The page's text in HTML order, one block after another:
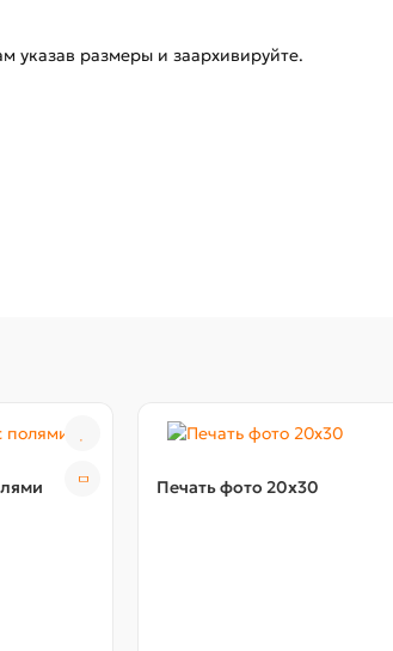
указав размеры и заархивируйте.
Печать фото 20x30